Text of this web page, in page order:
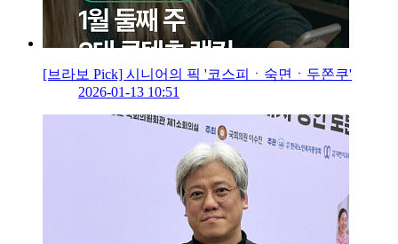
[브라보 Pick] 시니어의 픽 '코스피ㆍ숙면ㆍ두쫀쿠'
2026-01-13 10:51